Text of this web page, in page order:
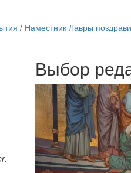
трансляции
12 сентября 2015Название
12 сентября 2015Название
12 сентября 2015Название
12 сентября 2015Название
12 сентября 2015Название
12 сентября 2015 Название
12 сентября 2015Название
12 сентября 2015Название
/ Наместник Лавры
.
Выбор